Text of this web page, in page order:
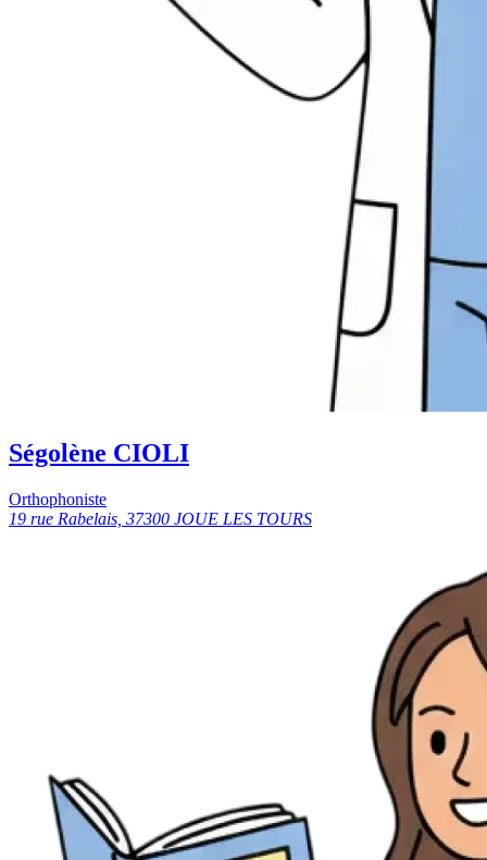
Ségolène CIOLI
Orthophoniste
19 rue Rabelais, 37300 JOUE LES TOURS